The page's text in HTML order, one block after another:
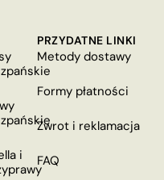
i
PRZYDATNE LINKI
Metody dostawy
Formy płatności
Zwrot i reklamacja
FAQ